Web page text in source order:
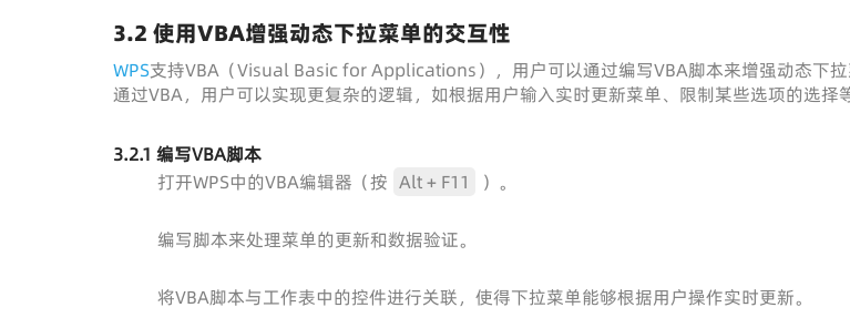
3.2 使用VBA增强动态下拉菜单的交互性
WPS支持VBA（Visual Basic for Applications），用户可以通过编写VBA脚本来增强动态下拉
通过VBA，用户可以实现更复杂的逻辑，如根据用户输入实时更新菜单、限制某些选项的选择
3.2.1 编写VBA脚本
打开WPS中的VBA编辑器（按 Alt + F11 ）。
编写脚本来处理菜单的更新和数据验证。
将VBA脚本与工作表中的控件进行关联，使得下拉菜单能够根据用户操作实时更新。